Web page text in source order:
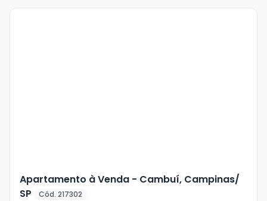
Apartamento à Venda - Cambuí, Campinas/
SP
Cód. 217302